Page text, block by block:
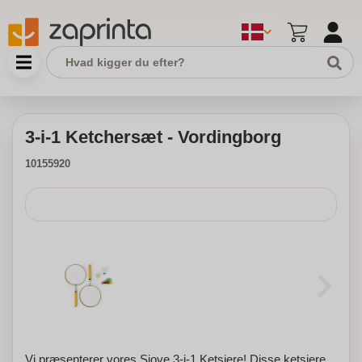
3-i-1 Ketchersæt - Vordingborg
10155920
Vi præsenterer vores Sjove 3-i-1 Ketsjere! Disse ketsjere